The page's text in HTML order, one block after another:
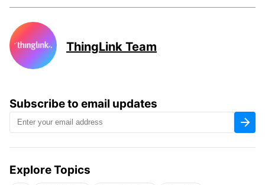
Subscribe to email updates
Explore Topics
ThingLink Team